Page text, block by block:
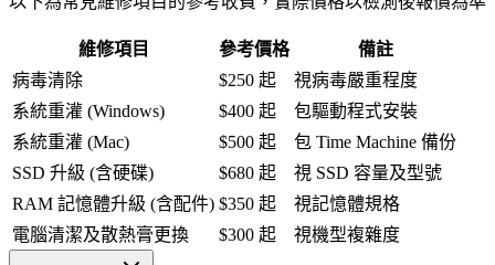
維修項目 參考價格
備註
病毒清除
$250 起
視病毒嚴重程度
系統重灌 (Windows)
$400 起
包驅動程式安裝
系統重灌 (Mac)
$500 起
包 Time Machine 備份
SSD 升級 (含硬碟)
$680 起
視 SSD 容量及型號
RAM 記憶體升級 (含配件) $350 起
視記憶體規格
電腦清潔及散熱膏更換
$300 起 視機型複雜度